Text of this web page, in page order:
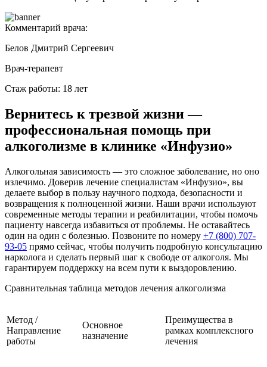
Комментарий врача:
Белов Дмитрий Сергеевич
Врач-терапевт
Стаж работы: 18 лет
Вернитесь к трезвой жизни —
профессиональная помощь при
алкоголизме в клинике «Инфузио»
Алкогольная зависимость — это сложное заболевание, но оно
излечимо. Доверив лечение специалистам «Инфузио», вы
делаете выбор в пользу научного подхода, безопасности и
возвращения к полноценной жизни. Наши врачи используют
современные методы терапии и реабилитации, чтобы помочь
пациенту навсегда избавиться от проблемы. Не оставайтесь
один на один с болезнью. Позвоните по номеру +7 (800) 707-
93-05 прямо сейчас, чтобы получить подробную консультацию
нарколога и сделать первый шаг к свободе от алкоголя. Мы
гарантируем поддержку на всем пути к выздоровлению.
Сравнительная таблица методов лечения алкоголизма
Метод /
Направление
работы
Основное
назначение
Преимущества в
рамках комплексного
лечения